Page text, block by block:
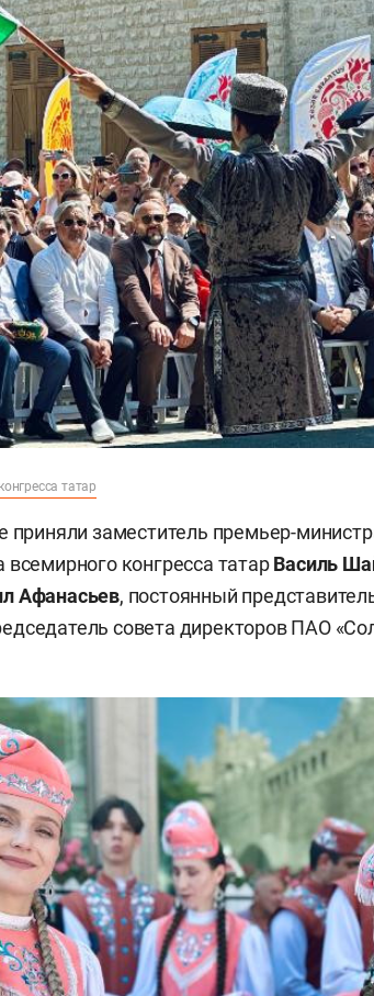
татар
приняли заместитель премьер-
всемирного конгресса татарВасиль
Афанасьев, постоянный
совета директоров ПАО